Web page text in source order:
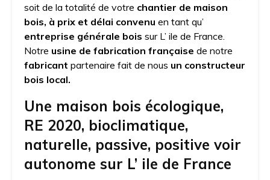
soit de la totalité de votre chantier de maison
bois, à prix et délai convenu en tant qu’
entreprise générale bois sur L’ ile de France.
Notre usine de fabrication française de notre
fabricant partenaire fait de nous un constructeur
bois local.
Une maison bois écologique,
RE 2020, bioclimatique,
naturelle, passive, positive voir
autonome sur L’ ile de France